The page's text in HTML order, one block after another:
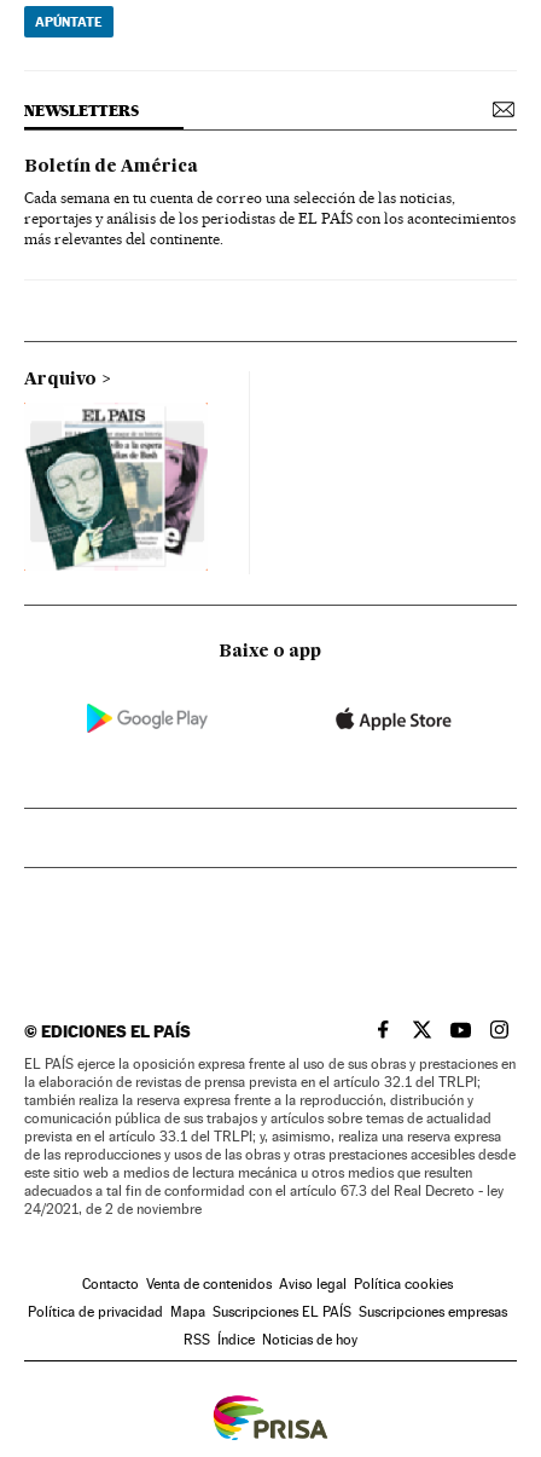
APÚNTATE
NEWSLETTERS
Boletín de América
Cada semana en tu cuenta de correo una selección de las noticias,
reportajes y análisis de los periodistas de EL PAÍS con los acontecimientos
más relevantes del continente.
Arquivo
Baixe o app
©EDICIONES EL PAÍS EL PAÍS BRASIL EN
EL PAÍSEL PAÍS
EL
EL PAÍS ejerce la oposición expresa frente al uso de sus obras y prestaciones en
la elaboración de revistas de prensa prevista en el artículo 32.1 del TRLPI;
también realiza la reserva expresa frente a la reproducción, distribución y
comunicación pública de sus trabajos y artículos sobre temas de actualidad
prevista en el artículo 33.1 del TRLPI; y, asimismo, realiza una reserva expresa
de las reproducciones y usos de las obras y otras prestaciones accesibles desde
este sitio web a medios de lectura mecánica u otros medios que resulten
adecuados a tal fin de conformidad con el artículo 67.3 del Real Decreto - ley
24/2021, de 2 de noviembre
Contacto Venta de contenidos Aviso legal Política cookies
Política de privacidad Mapa Suscripciones EL PAÍS Suscripciones empresas
RSS Índice Noticias de hoy